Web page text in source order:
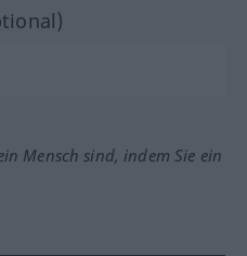
Mensch sind, indem Sie ein